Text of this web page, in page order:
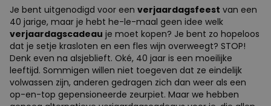
Je bent uitgenodigd voor een verjaardagsfeest van een
40 jarige, maar je hebt he-le-maal geen idee welk
verjaardagscadeau je moet kopen? Je bent zo hopeloos
dat je setje krasloten en een fles wijn overweegt? STOP!
Denk even na alsjeblieft. Oké, 40 jaar is een moeilijke
leeftijd. Sommigen willen niet toegeven dat ze eindelijk
volwassen zijn, anderen gedragen zich dan weer als een
op-en-top gepensioneerde zeurpiet. Maar we hebben